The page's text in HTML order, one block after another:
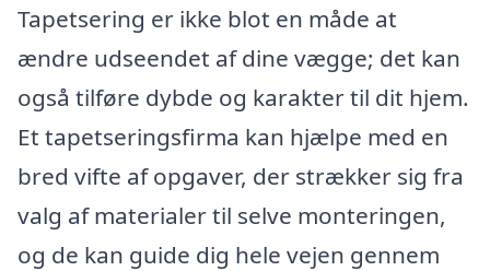
Tapetsering er ikke blot en måde at
ændre udseendet af dine vægge; det kan
også tilføre dybde og karakter til dit hjem.
Et tapetseringsfirma kan hjælpe med en
bred vifte af opgaver, der strækker sig fra
valg af materialer til selve monteringen,
og de kan guide dig hele vejen gennem